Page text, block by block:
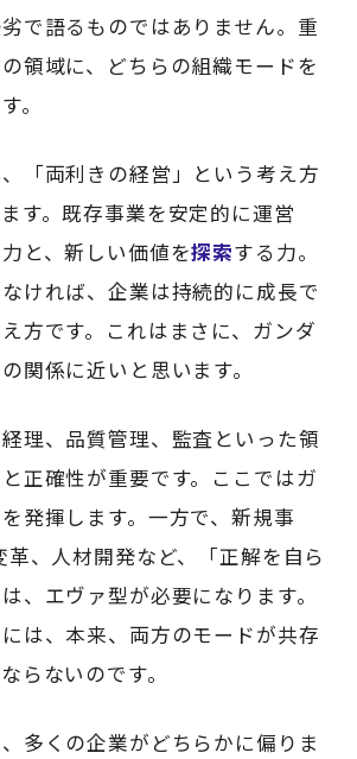
で語るものではありません。重
領域に、どちらの組織モードを
。
「両利きの経営」という考え方
す。既存事業を安定的に運営
と、新しい価値を探索する力。
ければ、企業は持続的に成長で
方です。これはまさに、ガンダ
関係に近いと思います。
理、品質管理、監査といった領
正確性が重要です。ここではガ
発揮します。一方で、新規事
、人材開発など、「正解を自ら
、エヴァ型が必要になります。
は、本来、両方のモードが共存
らないのです。
多くの企業がどちらかに偏りま